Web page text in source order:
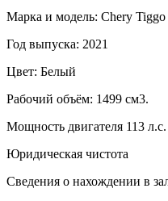
Марка и модель: Chery Tiggo
Год выпуска: 2021
Цвет: Белый
Рабочий объём: 1499 см3.
Мощность двигателя 113 л.с.
Юридическая чистота
Сведения о нахождении в